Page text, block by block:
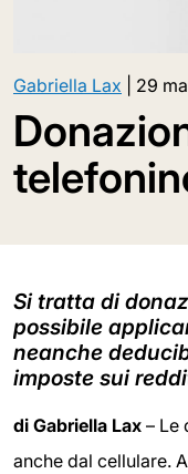
Gabriella Lax 29
Si tratta di
possibile
neanche
imposte sui
di Gabriella Lax – Le
anche dal cellulare.